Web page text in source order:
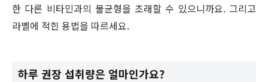
한 다른 비타민과의 불균형을 초래할 수 있으니까요. 그리고
라벨에 적힌 용법을 따르세요.
하루 권장 섭취량은 얼마인가요?